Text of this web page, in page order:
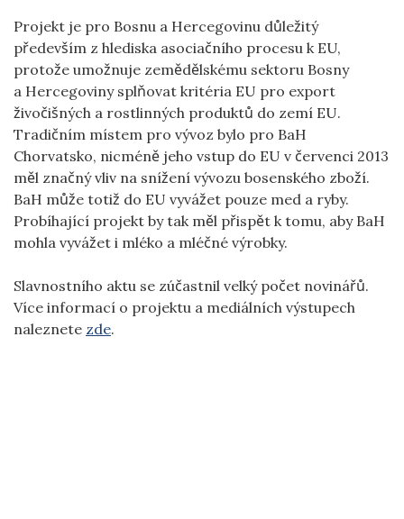
Projekt je pro Bosnu a Hercegovinu důležitý
především z hlediska asociačního procesu k EU,
protože umožnuje zemědělskému sektoru Bosny
a Hercegoviny splňovat kritéria EU pro export
živočišných a rostlinných produktů do zemí EU.
Tradičním místem pro vývoz bylo pro BaH
Chorvatsko, nicméně jeho vstup do EU v červenci 2013
měl značný vliv na snížení vývozu bosenského zboží.
BaH může totiž do EU vyvážet pouze med a ryby.
Probíhající projekt by tak měl přispět k tomu, aby BaH
mohla vyvážet i mléko a mléčné výrobky.
Slavnostního aktu se zúčastnil velký počet novinářů.
Více informací o projektu a mediálních výstupech
naleznete zde.